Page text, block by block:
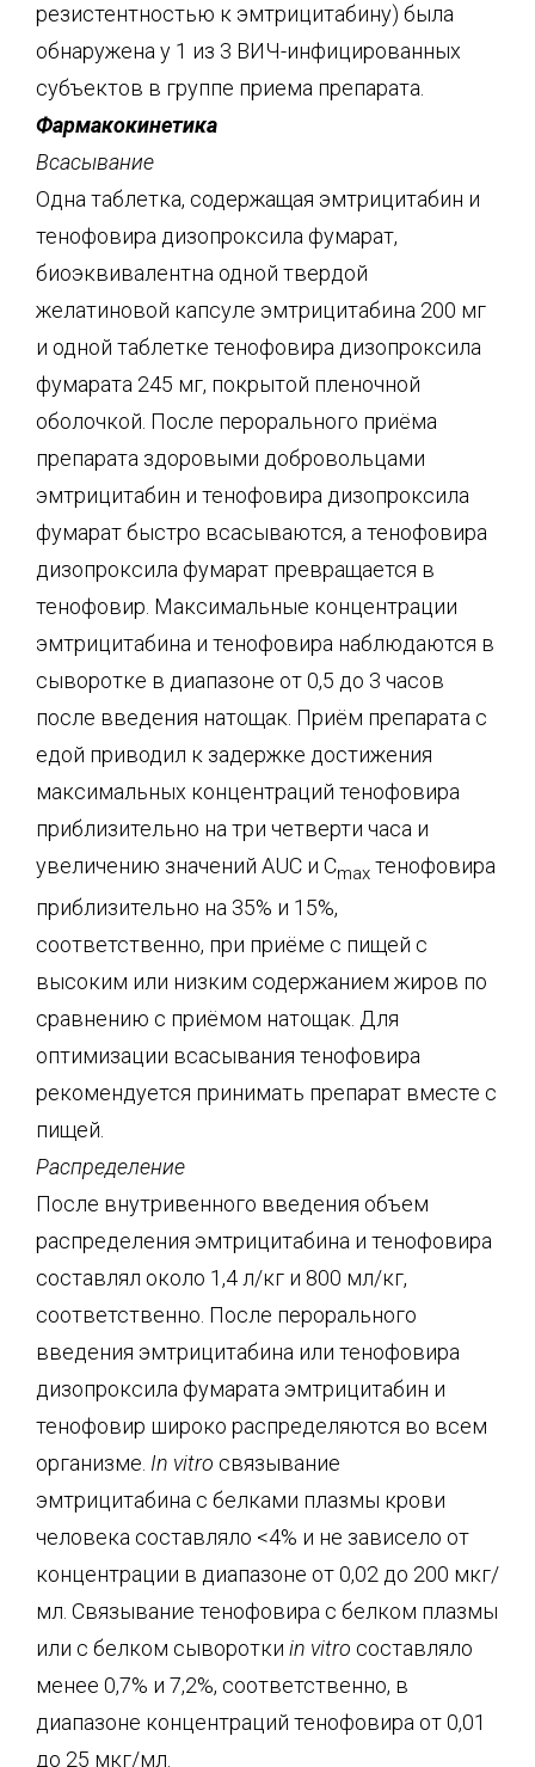
резистентностью к эмтрицитабину) была
обнаружена у 1 из 3 ВИЧ-инфицированных
субъектов в группе приема препарата.
Фармакокинетика
Всасывание
Одна таблетка, содержащая эмтрицитабин и
тенофовира дизопроксила фумарат,
биоэквивалентна одной твердой
желатиновой капсуле эмтрицитабина 200 мг
и одной таблетке тенофовира дизопроксила
фумарата 245 мг, покрытой пленочной
оболочкой. После перорального приёма
препарата здоровыми добровольцами
эмтрицитабин и тенофовира дизопроксила
фумарат быстро всасываются, а тенофовира
дизопроксила фумарат превращается в
тенофовир. Максимальные концентрации
эмтрицитабина и тенофовира наблюдаются в
сыворотке в диапазоне от 0,5 до 3 часов
после введения натощак. Приём препарата с
едой приводил к задержке достижения
максимальных концентраций тенофовира
приблизительно на три четверти часа и
увеличению значений AUC и Сmax тенофовира
приблизительно на 35% и 15%,
соответственно, при приёме с пищей с
высоким или низким содержанием жиров по
сравнению с приёмом натощак. Для
оптимизации всасывания тенофовира
рекомендуется принимать препарат вместе с
пищей.
Распределение
После внутривенного введения объем
распределения эмтрицитабина и тенофовира
составлял около 1,4 л/кг и 800 мл/кг,
соответственно. После перорального
введения эмтрицитабина или тенофовира
дизопроксила фумарата эмтрицитабин и
тенофовир широко распределяются во всем
организме. In vitro связывание
эмтрицитабина с белками плазмы крови
человека составляло <4% и не зависело от
концентрации в диапазоне от 0,02 до 200 мкг/
мл. Связывание тенофовира с белком плазмы
или с белком сыворотки in vitro составляло
менее 0,7% и 7,2%, соответственно, в
диапазоне концентраций тенофовира от 0,01
до 25 мкг/мл.